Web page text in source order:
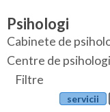
Bihor
Bistrita-Nasaud
Botosani
Specialitati
Servicii
Articole
Evenimente
Psihologi
Cabinete de
Centre de
Filtre
servicii